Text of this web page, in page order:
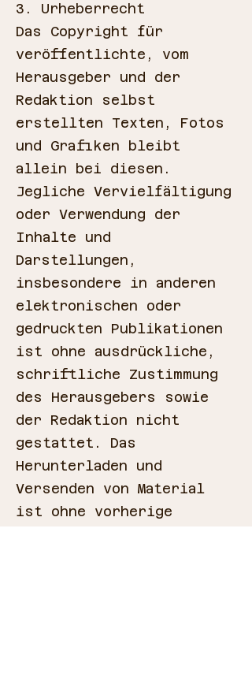
3. Urheberrecht
Das Copyright für
veröffentlichte, vom
Herausgeber und der
Redaktion selbst
erstellten Texten, Fotos
und Grafiken bleibt
allein bei diesen.
Jegliche Vervielfältigung
oder Verwendung der
Inhalte und
Darstellungen,
insbesondere in anderen
elektronischen oder
gedruckten Publikationen
ist ohne ausdrückliche,
schriftliche Zustimmung
des Herausgebers sowie
der Redaktion nicht
gestattet. Das
Herunterladen und
Versenden von Material
ist ohne vorherige